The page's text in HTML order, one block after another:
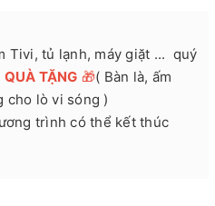
Tivi, tủ lạnh, máy giặt ... quý
QUÀ TẶNG 🎁( Bàn là, ấm
cho lò vi sóng )
trình có thể kết thúc